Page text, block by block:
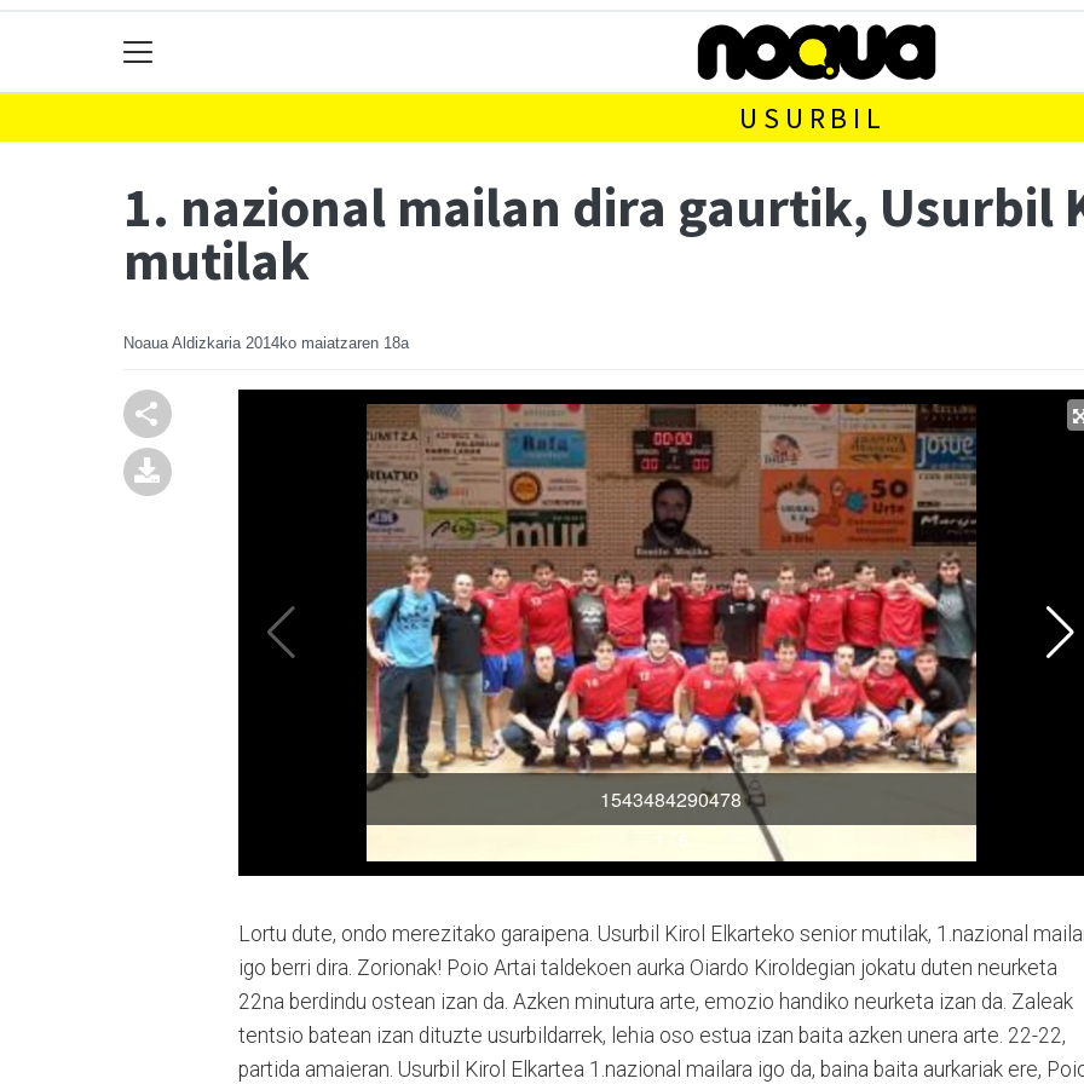
USURBIL
1. nazional mailan dira gaurtik, Usurbil
mutilak
Noaua Aldizkaria 2014ko maiatzaren 18a
Lortu dute, ondo merezitako garaipena. Usurbil Kirol Elkarteko senior mutilak, 1.nazional
igo berri dira. Zorionak! Poio Artai taldekoen aurka Oiardo Kiroldegian jokatu duten neurketa
22na berdindu ostean izan da. Azken minutura arte, emozio handiko neurketa izan da. Zaleak
tentsio batean izan dituzte usurbildarrek, lehia oso estua izan baita azken unera arte. 22-22,
partida amaieran. Usurbil Kirol Elkartea 1.nazional mailara igo da, baina baita aurkariak ere,